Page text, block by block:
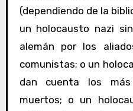
(dependiendo de la
un holocausto nazi
alemán por los
comunistas; o un
dan cuenta los
muertos; o un